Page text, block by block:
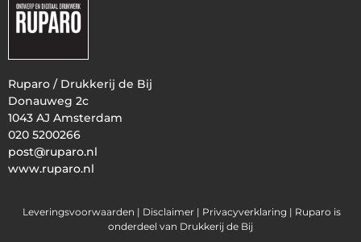
Ruparo / Drukkerij de Bij
Donauweg 2c
1043 AJ Amsterdam
020 5200266
post@ruparo.nl
www.ruparo.nl
Leveringsvoorwaarden | Disclaimer | Privacyverklaring | Ruparo is
onderdeel van Drukkerij de Bij